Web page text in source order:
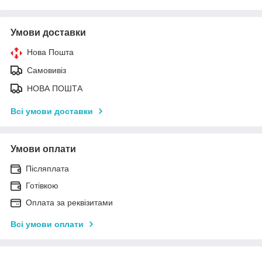
Умови доставки
Нова Пошта
Самовивіз
НОВА ПОШТА
Всі умови доставки
Умови оплати
Післяплата
Готівкою
Оплата за реквізитами
Всі умови оплати